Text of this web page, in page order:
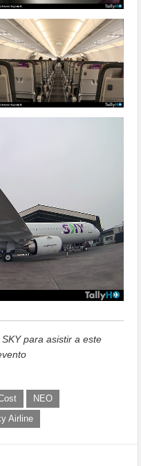
para asistir a este
NEO
Airline